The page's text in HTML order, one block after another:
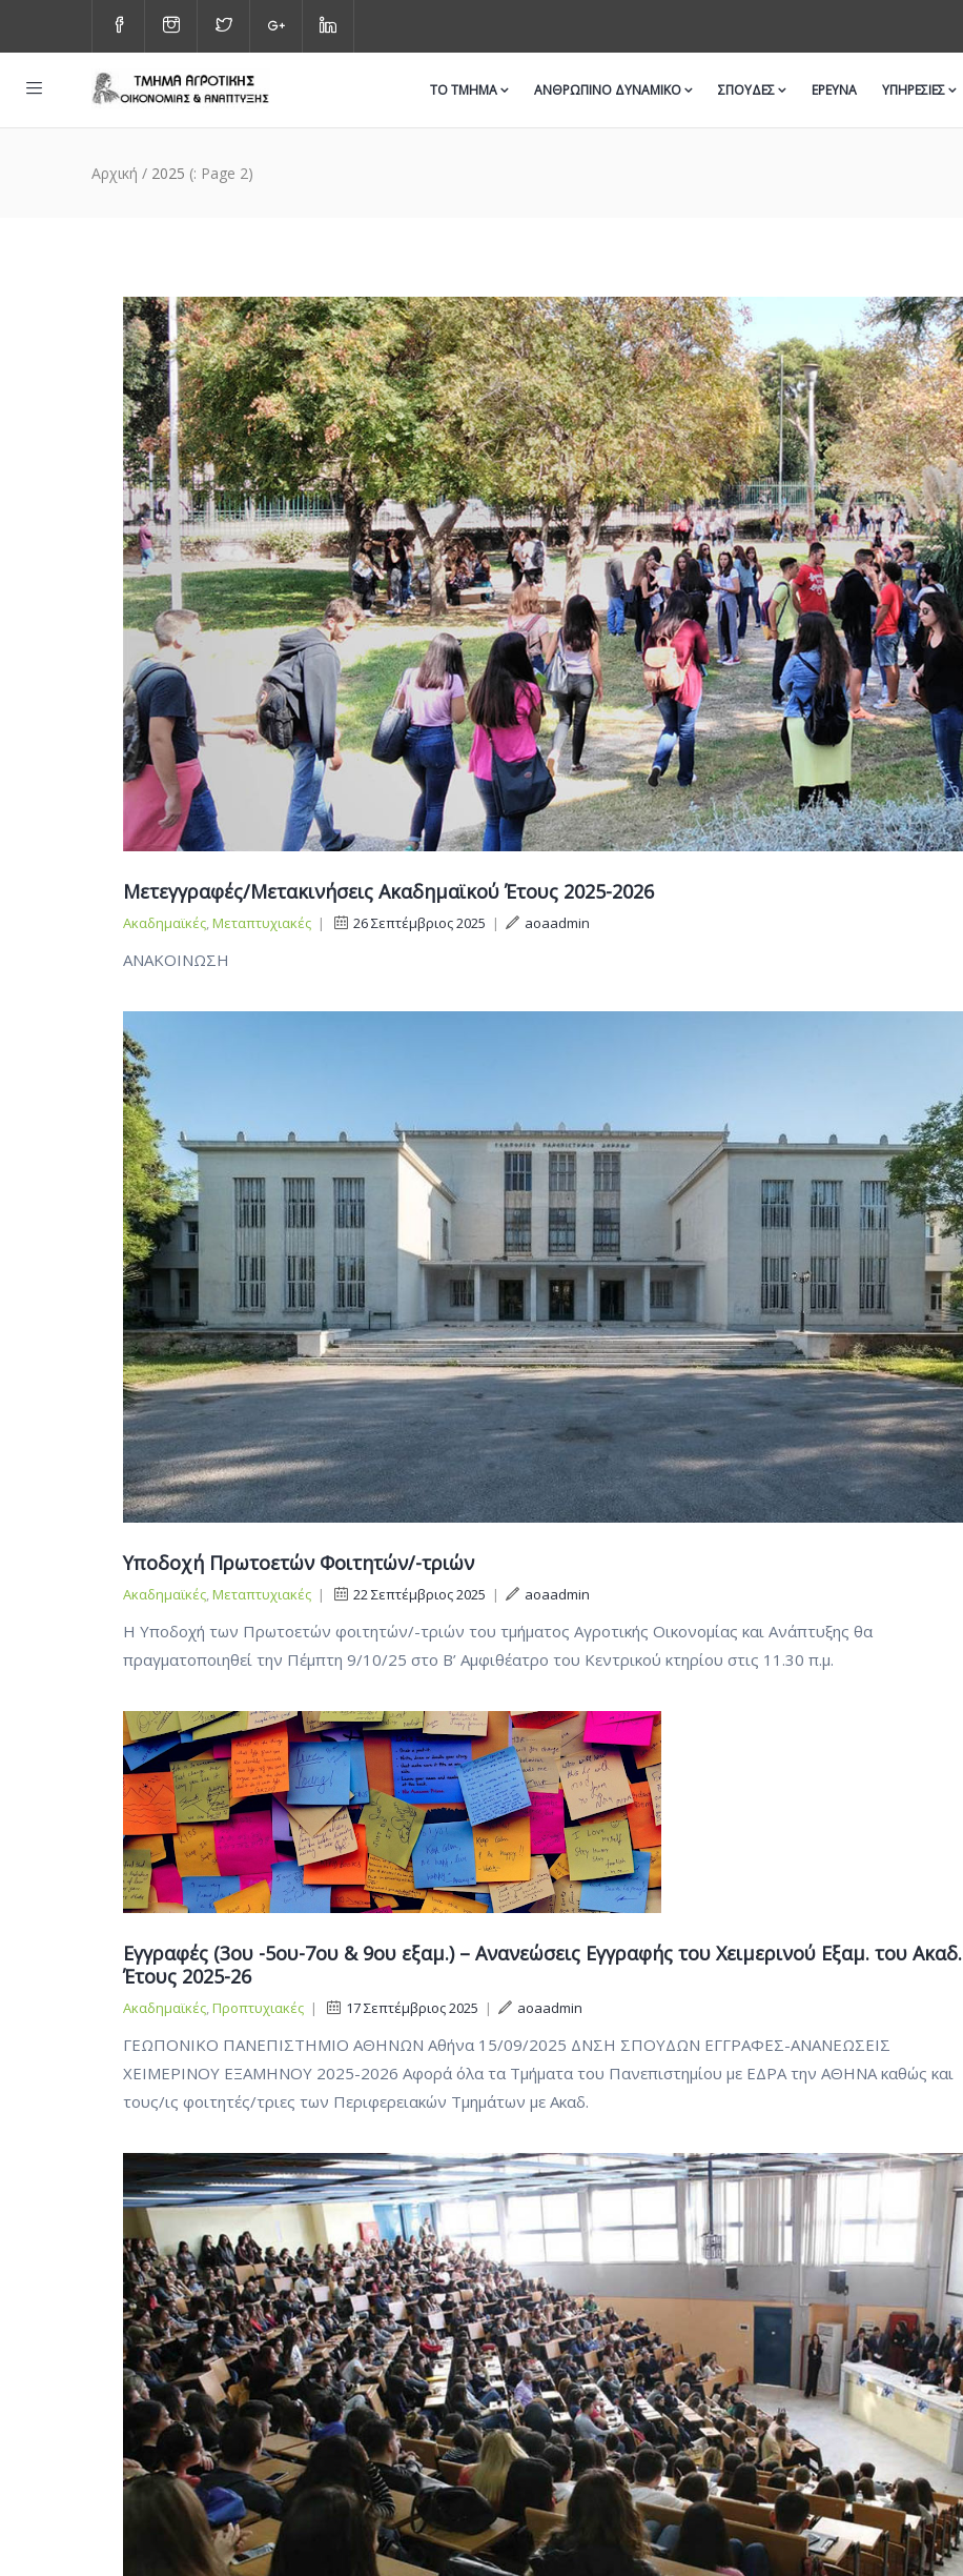
ΤΟ ΤΜΗΜΑ ΑΝΘΡΩΠΙΝΟ ΔΥΝΑΜΙΚΟ ΣΠΟΥΔΕΣ ΈΡΕΥΝΑ ΥΠΗΡΕΣΙΕΣ
Αρχική / 2025 (: Page 2)
Μετεγγραφές/Μετακινήσεις Ακαδημαϊκού Έτους 2025-2026
Ακαδημαϊκές Μεταπτυχιακές | 26 Σεπτέμβριος 2025 | aoaadmin
ΑΝΑΚΟΙΝΩΣΗ
Υποδοχή Πρωτοετών Φοιτητών/-τριών
Ακαδημαϊκές Μεταπτυχιακές | 22 Σεπτέμβριος 2025 | aoaadmin
Η Υποδοχή των Πρωτοετών φοιτητών/-τριών του τμήματος Αγροτικής Οικονομίας και Ανάπτυξης θα
πραγματοποιηθεί την Πέμπτη 9/10/25 στο Β’ Αμφιθέατρο του Κεντρικού κτηρίου στις 11.30 π.μ.
Εγγραφές (3ου -5ου-7ου & 9ου εξαμ.) – Ανανεώσεις Εγγραφής του Χειμερινού Εξαμ. του Ακαδ.
Έτους 2025-26
Ακαδημαϊκές Προπτυχιακές | 17 Σεπτέμβριος 2025 | aoaadmin
ΓΕΩΠΟΝΙΚΟ ΠΑΝΕΠΙΣΤΗΜΙΟ ΑΘΗΝΩΝ Αθήνα 15/09/2025 ΔΝΣΗ ΣΠΟΥΔΩΝ ΕΓΓΡΑΦΕΣ-ΑΝΑΝΕΩΣΕΙΣ
ΧΕΙΜΕΡΙΝΟΥ ΕΞΑΜΗΝΟΥ 2025-2026 Αφορά όλα τα Τμήματα του Πανεπιστημίου με ΕΔΡΑ την ΑΘΗΝΑ καθώς και
τους/ις φοιτητές/τριες των Περιφερειακών Τμημάτων με Ακαδ.